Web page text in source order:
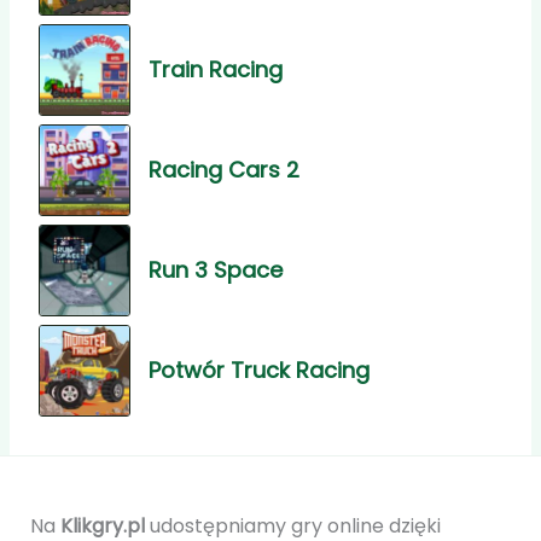
Train Racing
Racing Cars 2
Run 3 Space
Potwór Truck Racing
Na Klikgry.pludostępniamy gry online dzięki